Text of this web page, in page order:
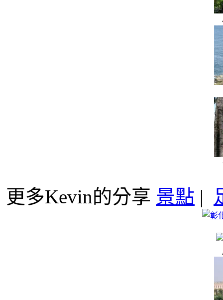
更多Kevin的分享 景點 |